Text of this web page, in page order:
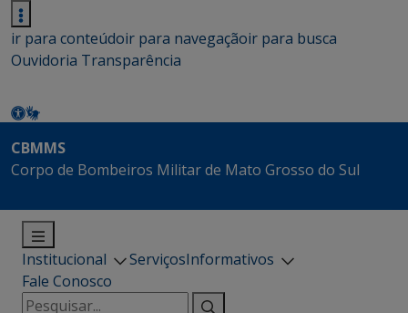
ir para conteúdoir para navegaçãoir para busca
Ouvidoria Transparência
CBMMS
Corpo de Bombeiros Militar de Mato Grosso do Sul
Institucional ServiçosInformativos
Fale Conosco
Pesquisar